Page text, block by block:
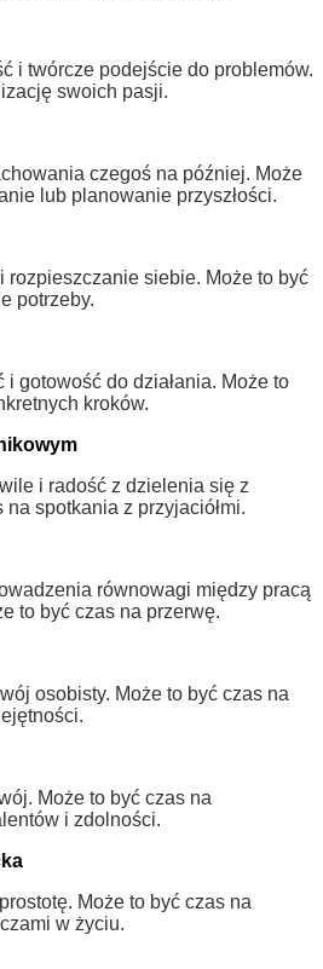
i twórcze podejście do problemów.
swoich pasji.
czegoś na później. Może
lub planowanie przyszłości.
rozpieszczanie siebie. Może to być
potrzeby.
gotowość do działania. Może to
kroków.
i radość z dzielenia się z
spotkania z przyjaciółmi.
równowagi między pracą
to być czas na przerwę.
osobisty. Może to być czas na
Może to być czas na
i zdolności.
Może to być czas na
w życiu.